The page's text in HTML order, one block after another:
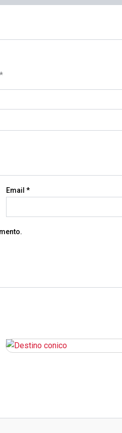
*
Email*